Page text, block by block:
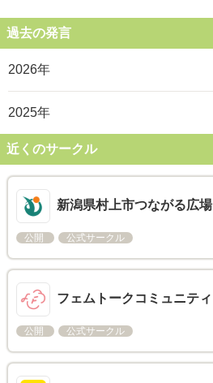
過去の発言
2026年
2025年
近くのサークル
新潟県村上市つながる広場
公開 公式サークル
フェムトークコミュニティ
公開 公式サークル